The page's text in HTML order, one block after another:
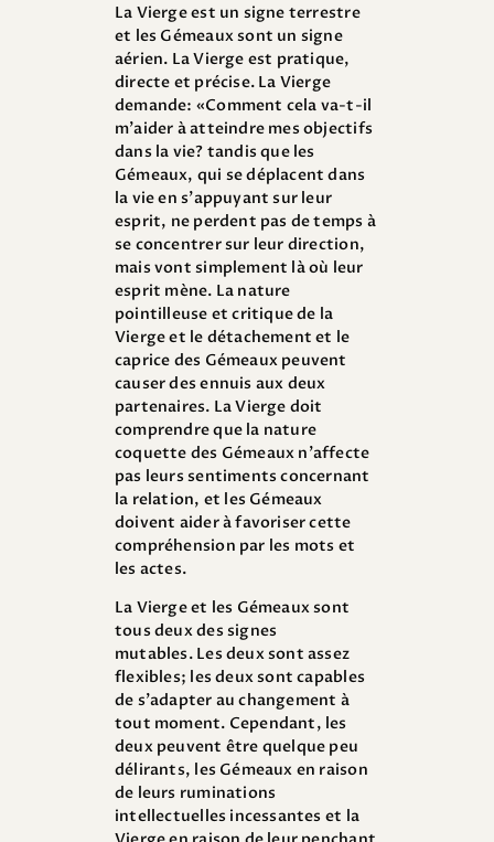
La Vierge est un signe terrestre
et les Gémeaux sont un signe
aérien. La Vierge est pratique,
directe et précise. La Vierge
demande: «Comment cela va-t-il
m’aider à atteindre mes objectifs
dans la vie? tandis que les
Gémeaux, qui se déplacent dans
la vie en s’appuyant sur leur
esprit, ne perdent pas de temps à
se concentrer sur leur direction,
mais vont simplement là où leur
esprit mène. La nature
pointilleuse et critique de la
Vierge et le détachement et le
caprice des Gémeaux peuvent
causer des ennuis aux deux
partenaires. La Vierge doit
comprendre que la nature
coquette des Gémeaux n’affecte
pas leurs sentiments concernant
la relation, et les Gémeaux
doivent aider à favoriser cette
compréhension par les mots et
les actes.
La Vierge et les Gémeaux sont
tous deux des signes
mutables. Les deux sont assez
flexibles; les deux sont capables
de s’adapter au changement à
tout moment. Cependant, les
deux peuvent être quelque peu
délirants, les Gémeaux en raison
de leurs ruminations
intellectuelles incessantes et la